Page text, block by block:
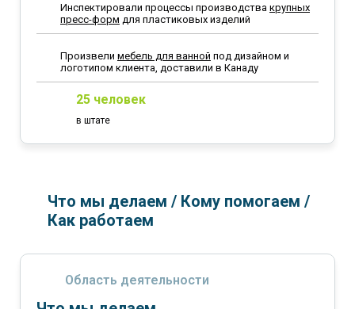
Инспектировали процессы производства крупных
пресс-форм для пластиковых изделий
Произвели мебель для ванной под дизайном и
логотипом клиента, доставили в Канаду
25 человек
в штате
Что мы делаем / Кому помогаем /
Как работаем
Область деятельности